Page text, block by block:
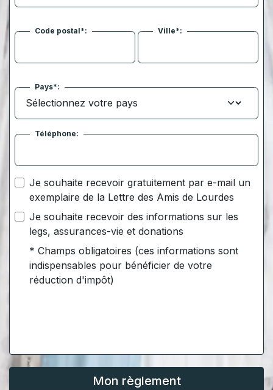
Code postal*: Ville*:
Pays*:
Téléphone:
Je souhaite recevoir gratuitement par e-mail un
exemplaire de la Lettre des Amis de Lourdes
Je souhaite recevoir des informations sur les
legs, assurances-vie et donations
* Champs obligatoires (ces informations sont
indispensables pour bénéficier de votre
réduction d'impôt)
Mon règlement